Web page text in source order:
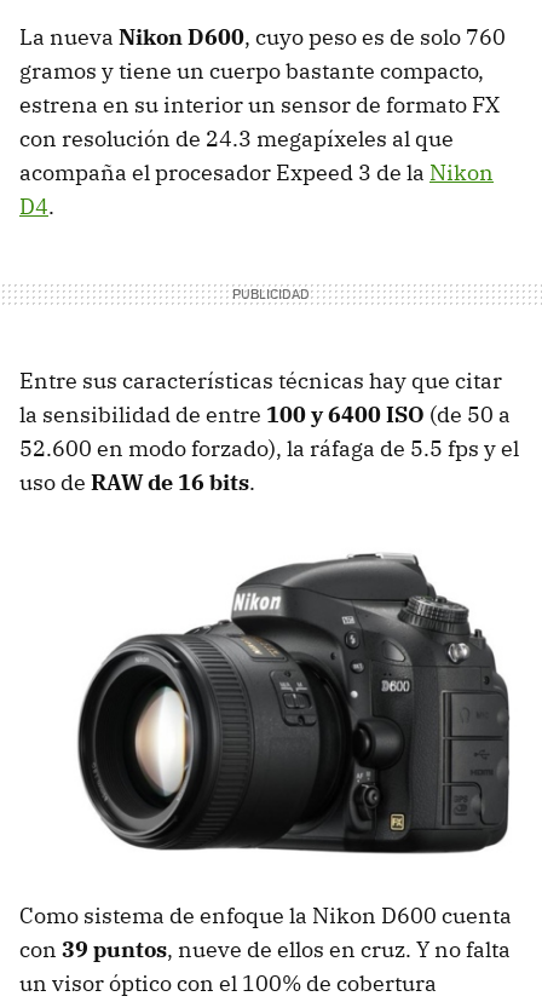
La nueva Nikon D600, cuyo peso es de solo 760
gramos y tiene un cuerpo bastante compacto,
estrena en su interior un sensor de formato FX
con resolución de 24.3 megapíxeles al que
acompaña el procesador Expeed 3 de la Nikon
D4.
Entre sus características técnicas hay que citar
la sensibilidad de entre 100 y 6400ISO (de 50 a
52.600 en modo forzado), la ráfaga de 5.5 fps y el
uso de RAWde 16 bits.
Como sistema de enfoque la Nikon D600 cuenta
con 39 puntos, nueve de ellos en cruz. Y no falta
un visor óptico con el 100% de cobertura